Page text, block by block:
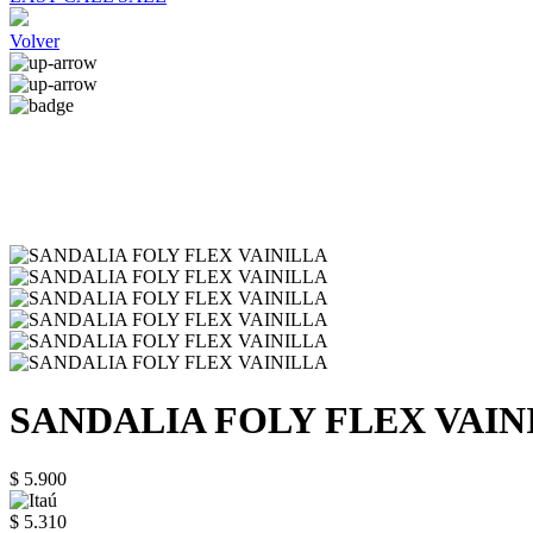
Volver
SANDALIA FOLY FLEX
$ 5.900
$ 5.310